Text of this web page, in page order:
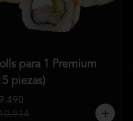
para 1 Premium
piezas)